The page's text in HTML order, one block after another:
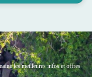
les meilleures infos et offres